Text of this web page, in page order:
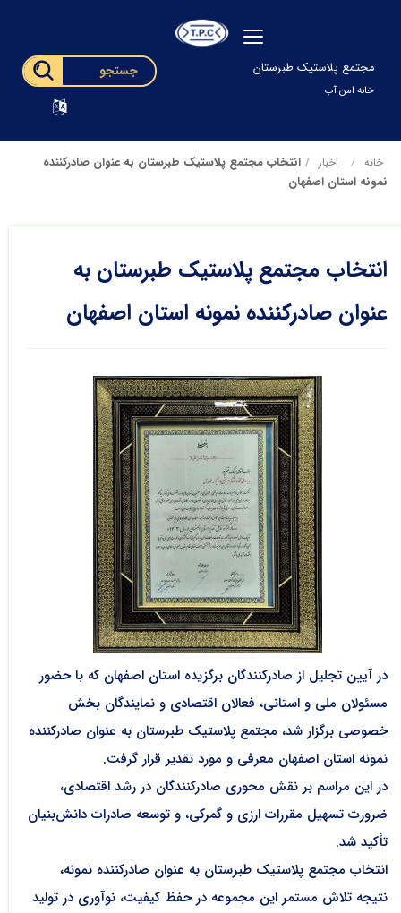
مجتمع پلاستیک طبرستان
خانه امن آب
خانه اخبار
انتخاب مجتمع پلاستیک طبرستان به عنوان صادرکننده
نمونه استان اصفهان
انتخاب مجتمع پلاستیک طبرستان به
عنوان صادرکننده نمونه استان اصفهان
در آیین تجلیل از صادرکنندگان برگزیده استان اصفهان که با حضور
مسئولان ملی و استانی، فعالان اقتصادی و نمایندگان بخش
خصوصی برگزار شد، مجتمع پلاستیک طبرستان به عنوان صادرکننده
نمونه استان اصفهان معرفی و مورد تقدیر قرار گرفت.
در این مراسم بر نقش محوری صادرکنندگان در رشد اقتصادی،
ضرورت تسهیل مقررات ارزی و گمرکی، و توسعه صادرات دانش‌بنیان
تأکید شد.
انتخاب مجتمع پلاستیک طبرستان به عنوان صادرکننده نمونه،
نتیجه تلاش مستمر این مجموعه در حفظ کیفیت، نوآوری در تولید